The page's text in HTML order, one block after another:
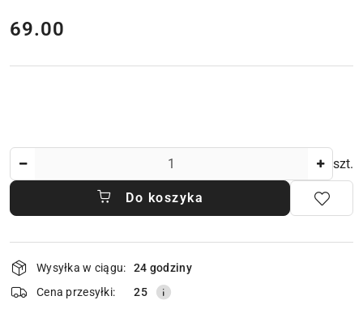
cena:
69.00
szt.
Do koszyka
Dostępność
i
dostawa
Wysyłka w ciągu:
24 godziny
Cena przesyłki:
25